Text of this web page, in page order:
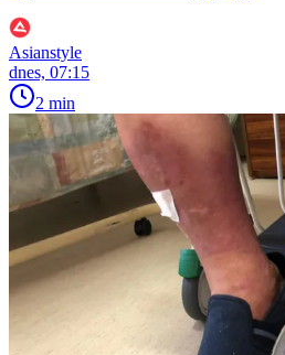
Asianstyle
dnes, 07:15
2 min